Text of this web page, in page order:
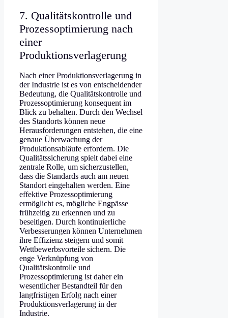
7. Qualitätskontrolle und
Prozessoptimierung nach
einer
Produktionsverlagerung
Nach einer Produktionsverlagerung in
der Industrie ist es von entscheidender
Bedeutung, die Qualitätskontrolle und
Prozessoptimierung konsequent im
Blick zu behalten. Durch den Wechsel
des Standorts können neue
Herausforderungen entstehen, die eine
genaue Überwachung der
Produktionsabläufe erfordern. Die
Qualitätssicherung spielt dabei eine
zentrale Rolle, um sicherzustellen,
dass die Standards auch am neuen
Standort eingehalten werden. Eine
effektive Prozessoptimierung
ermöglicht es, mögliche Engpässe
frühzeitig zu erkennen und zu
beseitigen. Durch kontinuierliche
Verbesserungen können Unternehmen
ihre Effizienz steigern und somit
Wettbewerbsvorteile sichern. Die
enge Verknüpfung von
Qualitätskontrolle und
Prozessoptimierung ist daher ein
wesentlicher Bestandteil für den
langfristigen Erfolg nach einer
Produktionsverlagerung in der
Industrie.